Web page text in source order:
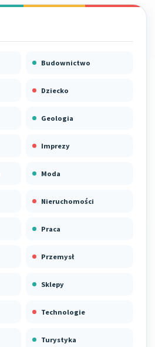
Budownictwo
Dziecko
Geologia
Imprezy
Moda
Nieruchomości
Praca
Przemysł
Sklepy
Technologie
Turystyka